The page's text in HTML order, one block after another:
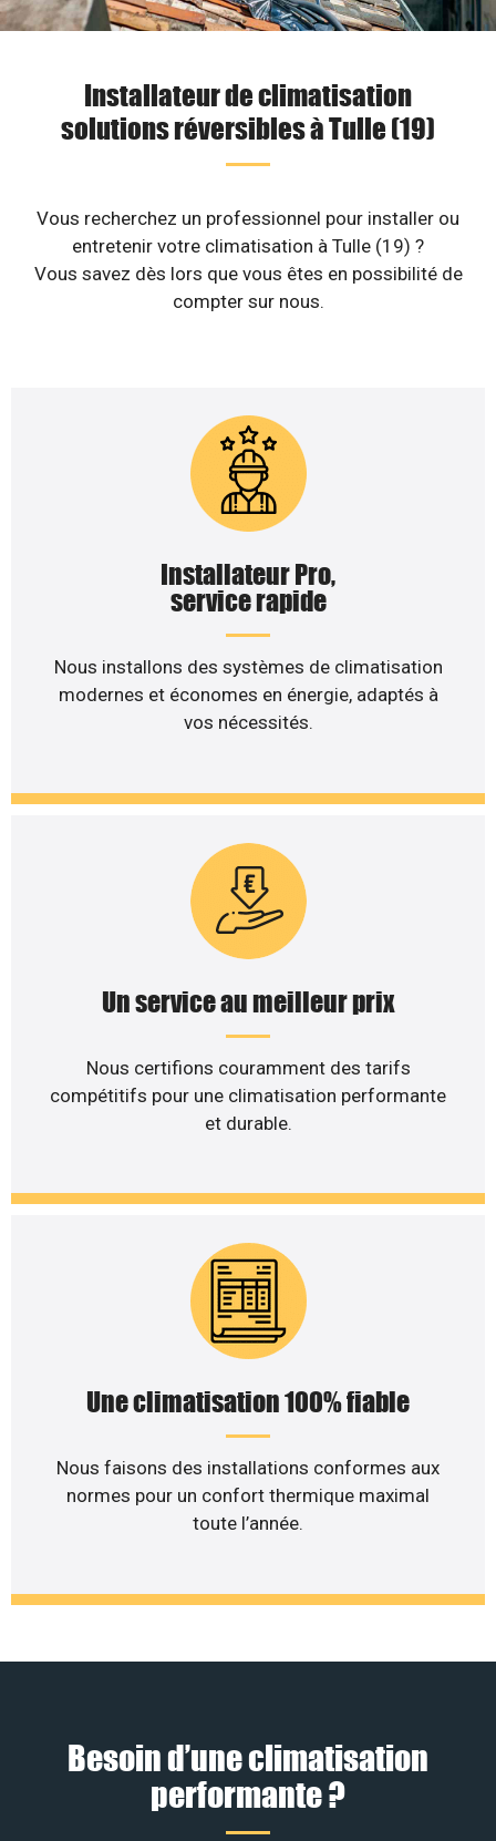
Installateur de climatisation
solutions réversibles à Tulle (19)
Vous recherchez un professionnel pour installer ou
entretenir votre climatisation à Tulle (19) ?
Vous savez dès lors que vous êtes en possibilité de
compter sur nous.
Installateur Pro,
service rapide
Nous installons des systèmes de climatisation
modernes et économes en énergie, adaptés à
vos nécessités.
Un service au meilleur prix
Nous certifions couramment des tarifs
compétitifs pour une climatisation performante
et durable.
Une climatisation 100% fiable
Nous faisons des installations conformes aux
normes pour un confort thermique maximal
toute l’année.
Besoin d’une climatisation
performante ?